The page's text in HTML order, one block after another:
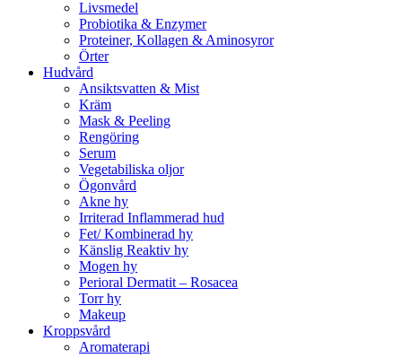
Livsmedel
Probiotika & Enzymer
Proteiner, Kollagen & Aminosyror
Örter
Hudvård
Ansiktsvatten & Mist
Kräm
Mask & Peeling
Rengöring
Serum
Vegetabiliska oljor
Ögonvård
Akne hy
Irriterad Inflammerad hud
Fet/ Kombinerad hy
Känslig Reaktiv hy
Mogen hy
Perioral Dermatit – Rosacea
Torr hy
Makeup
Kroppsvård
Aromaterapi